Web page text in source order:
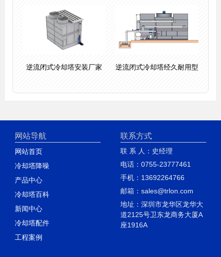
逆流闭式冷却塔安装厂家 逆流闭式冷却塔经久耐用型
网站导航
网站首页
冷却塔降噪
产品中心
冷却塔百科
新闻中心
冷却塔配件
工程案例
联系方式
联 系 人：史经理
电话：0755-23777461
手机：13692264766
邮箱：sales@trlon.com
地址：深圳市龙华区龙华大
道2125号卫东龙商务大厦A
座1916A